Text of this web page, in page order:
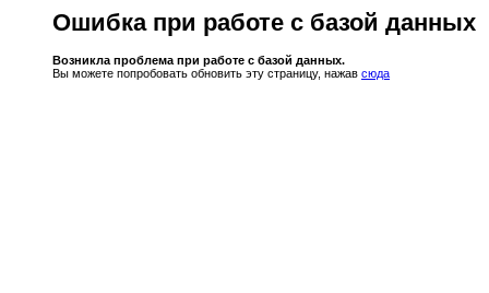
Ошибка при работе с базой данных
Возникла проблема при работе с базой данных.
Вы можете попробовать обновить эту страницу, нажав сюда